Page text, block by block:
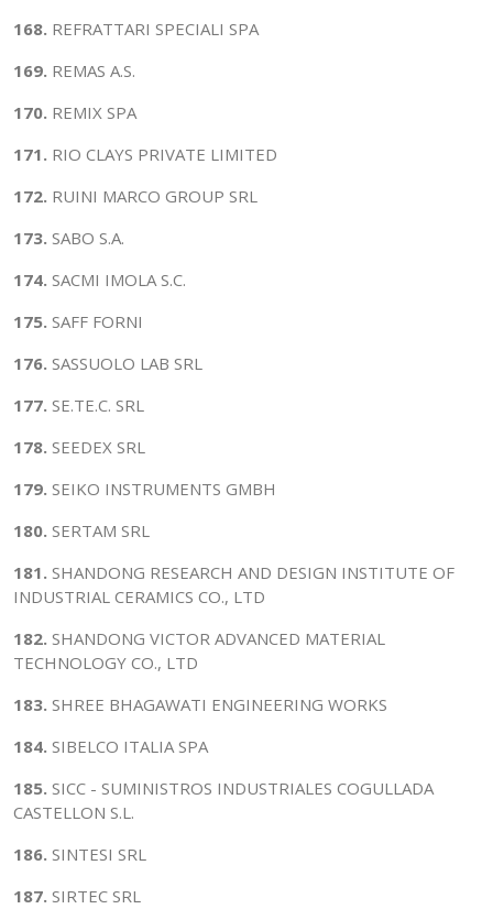
168. REFRATTARI SPECIALI SPA
169. REMAS A.S.
170. REMIX SPA
171. RIO CLAYS PRIVATE LIMITED
172. RUINI MARCO GROUP SRL
173. SABO S.A.
174. SACMI IMOLA S.C.
175. SAFF FORNI
176. SASSUOLO LAB SRL
177. SE.TE.C. SRL
178. SEEDEX SRL
179. SEIKO INSTRUMENTS GMBH
180. SERTAM SRL
181. SHANDONG RESEARCH AND DESIGN INSTITUTE OF
INDUSTRIAL CERAMICS CO., LTD
182. SHANDONG VICTOR ADVANCED MATERIAL
TECHNOLOGY CO., LTD
183. SHREE BHAGAWATI ENGINEERING WORKS
184. SIBELCO ITALIA SPA
185. SICC - SUMINISTROS INDUSTRIALES COGULLADA
CASTELLON S.L.
186. SINTESI SRL
187. SIRTEC SRL